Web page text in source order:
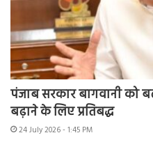
पंजाब सरकार बागवानी को
बढ़ाने के लिए प्रतिबद्ध
24 July 2026 - 1:45 PM